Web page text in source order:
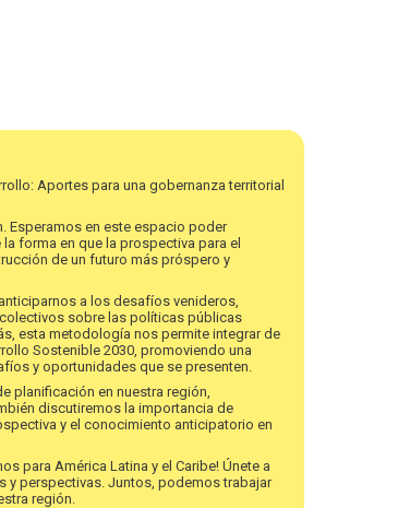
Aportes para una gobernanza territorial
Esperamos en este espacio poder
forma en que la prospectiva para el
de un futuro más próspero y
a los desafíos venideros,
sobre las políticas públicas
esta metodología nos permite integrar de
Sostenible 2030, promoviendo una
y oportunidades que se presenten.
planificación en nuestra región,
discutiremos la importancia de
y el conocimiento anticipatorio en
para América Latina y el Caribe! Únete a
y perspectivas. Juntos, podemos trabajar
región.